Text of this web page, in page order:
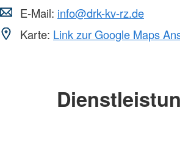
E-Mail: info@drk-kv-rz.de
Karte: Link zur Google Maps